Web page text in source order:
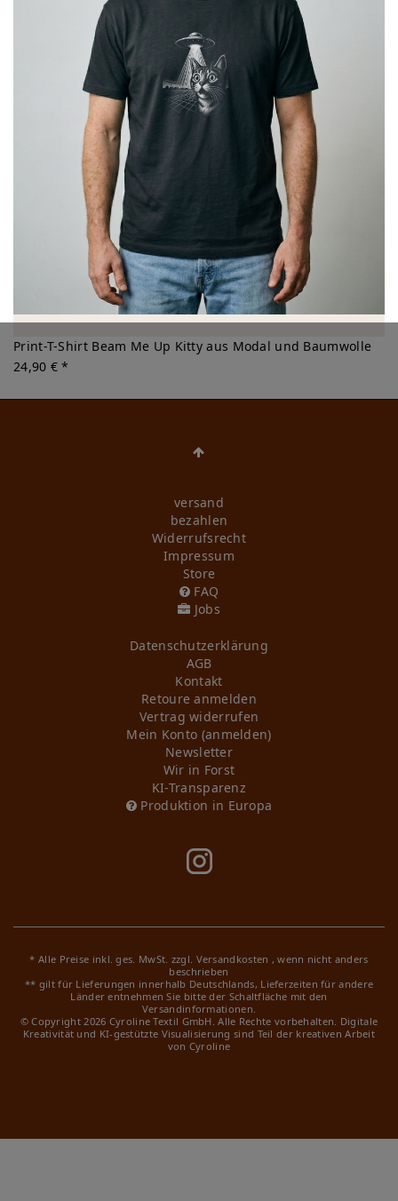
Print-T-Shirt Beam Me Up Kitty aus Modal und Baumwolle
24,90 € *
versand
bezahlen
Widerrufs­recht
Impressum
Store
FAQ
Jobs
Daten­schutz­erklärung
AGB
Kontakt
Retoure anmelden
Vertrag widerrufen
Mein Konto (anmelden)
Newsletter
Wir in Forst
KI-Transparenz
Produktion in Europa
* Alle Preise inkl. ges. MwSt. zzgl. Versandkosten , wenn nicht anders
beschrieben
** gilt für Lieferungen innerhalb Deutschlands, Lieferzeiten für andere
Länder entnehmen Sie bitte der Schaltfläche mit den
Versandinformationen.
© Copyright 2026 Cyroline Textil GmbH. Alle Rechte vorbehalten. Digitale
Kreativität und KI-gestützte Visualisierung sind Teil der kreativen Arbeit
von Cyroline